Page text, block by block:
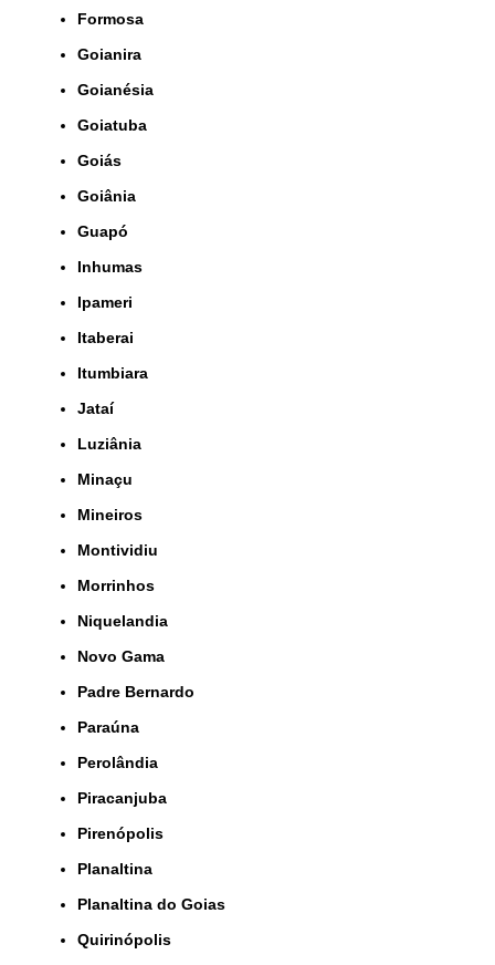
Formosa
Goianira
Goianésia
Goiatuba
Goiás
Goiânia
Guapó
Inhumas
Ipameri
Itaberai
Itumbiara
Jataí
Luziânia
Minaçu
Mineiros
Montividiu
Morrinhos
Niquelandia
Novo Gama
Padre Bernardo
Paraúna
Perolândia
Piracanjuba
Pirenópolis
Planaltina
Planaltina do Goias
Quirinópolis